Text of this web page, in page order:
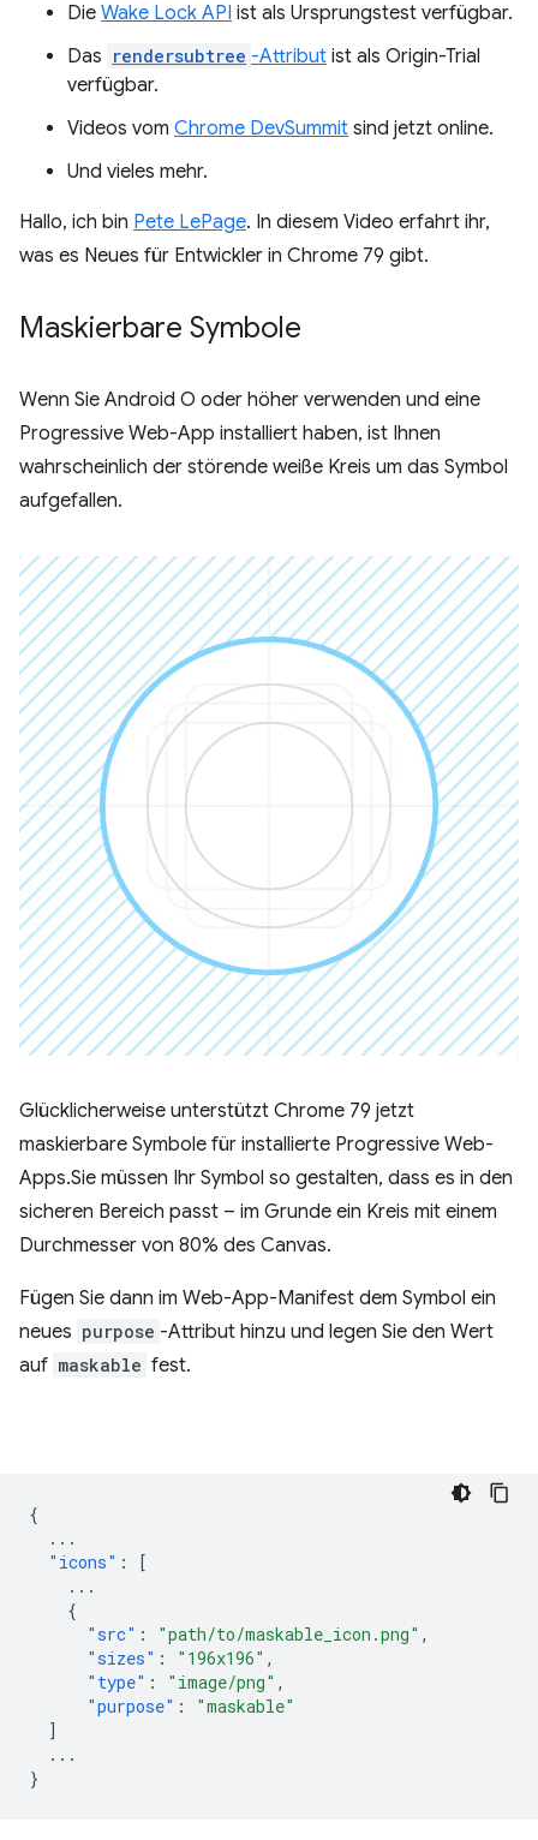
Die Wake Lock API ist als Ursprungstest verfügbar.
Das rendersubtree -Attribut ist als Origin-Trial
verfügbar.
Videos vom Chrome DevSummit sind jetzt online.
Und vieles mehr.
Hallo, ich bin Pete LePage. In diesem Video erfahrt ihr,
was es Neues für Entwickler in Chrome 79 gibt.
Maskierbare Symbole
Wenn Sie Android O oder höher verwenden und eine
Progressive Web-App installiert haben, ist Ihnen
wahrscheinlich der störende weiße Kreis um das Symbol
aufgefallen.
Glücklicherweise unterstützt Chrome 79 jetzt
maskierbare Symbole für installierte Progressive Web-
Apps.Sie müssen Ihr Symbol so gestalten, dass es in den
sicheren Bereich passt – im Grunde ein Kreis mit einem
Durchmesser von 80% des Canvas.
Fügen Sie dann im Web-App-Manifest dem Symbol ein
neues purpose -Attribut hinzu und legen Sie den Wert
auf maskable fest.
{
...
"icons" :
[
...
{
"src" : "path/to/maskable_icon.png" ,
"sizes" : "196x196" ,
"type" : "image/png" ,
"purpose" :
"maskable"
]
...
}